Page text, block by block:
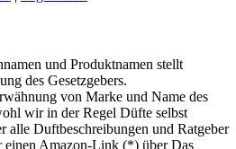
und Produktnamen stellt
des Gesetzgebers.
von Marke und Name des
wir in der Regel Düfte selbst
alle Duftbeschreibungen und Ratgeber
einen Amazon-Link (*) über Das